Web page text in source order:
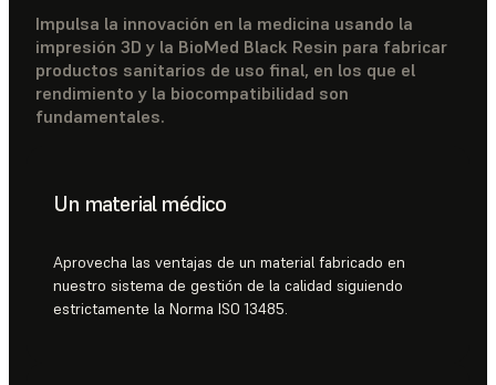
Impulsa la innovación en la medicina usando la
impresión 3D y la BioMed Black Resin para fabricar
productos sanitarios de uso final, en los que el
rendimiento y la biocompatibilidad son
fundamentales.
Un material médico
Aprovecha las ventajas de un material fabricado en
nuestro sistema de gestión de la calidad siguiendo
estrictamente la Norma ISO 13485.